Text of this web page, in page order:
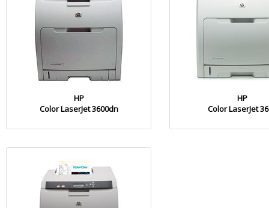
HP
Color LaserJet 3600dn
HP
Color LaserJet